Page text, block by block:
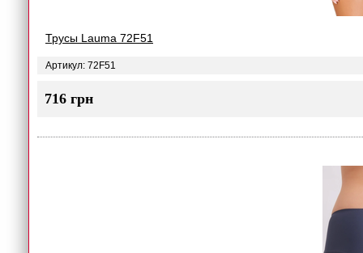
Трусы Lauma 72F51
Артикул: 72F51
716 грн